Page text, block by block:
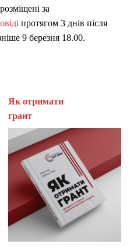
за
протягом 3 днів після
9 березня 18.00.
Як отримати